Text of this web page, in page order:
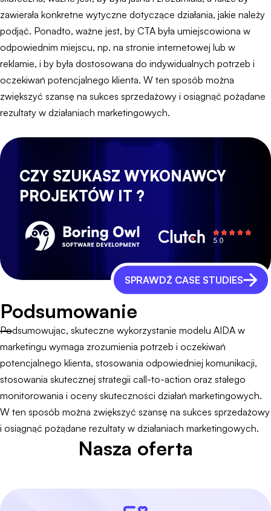
zawierała konkretne wytyczne dotyczące działania, jakie należy
podjąć. Ponadto, ważne jest, by CTA była umiejscowiona w
odpowiednim miejscu, np. na stronie internetowej lub w
reklamie, i by była dostosowana do indywidualnych potrzeb i
oczekiwań potencjalnego klienta. W ten sposób można
zwiększyć szansę na sukces sprzedażowy i osiągnąć pożądane
rezultaty w działaniach marketingowych.
CZY SZUKASZ WYKONAWCY
PROJEKTÓW IT ?
SPRAWDŹ CASE STUDIES
Podsumowanie
Podsumowując, skuteczne wykorzystanie modelu AIDA w
marketingu wymaga zrozumienia potrzeb i oczekiwań
potencjalnego klienta, stosowania odpowiedniej komunikacji,
stosowania skutecznej strategii call-to-action oraz stałego
monitorowania i oceny skuteczności działań marketingowych.
W ten sposób można zwiększyć szansę na sukces sprzedażowy
i osiągnąć pożądane rezultaty w działaniach marketingowych.
Nasza oferta